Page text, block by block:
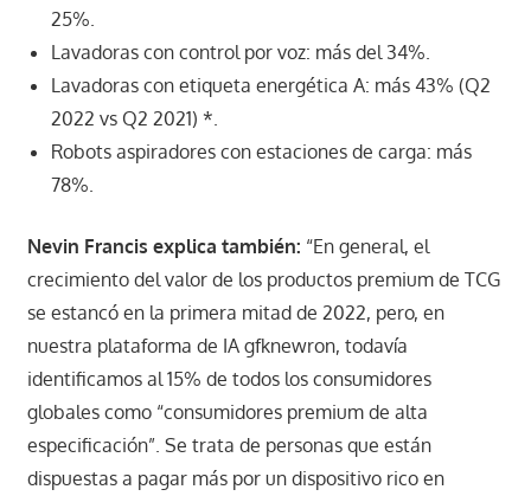
25%.
Lavadoras con control por voz: más del 34%.
Lavadoras con etiqueta energética A: más 43% (Q2
2022 vs Q2 2021) *.
Robots aspiradores con estaciones de carga: más
78%.
Nevin Francis explica también: “En general, el
crecimiento del valor de los productos premium de TCG
se estancó en la primera mitad de 2022, pero, en
nuestra plataforma de IA gfknewron, todavía
identificamos al 15% de todos los consumidores
globales como “consumidores premium de alta
especificación”. Se trata de personas que están
dispuestas a pagar más por un dispositivo rico en